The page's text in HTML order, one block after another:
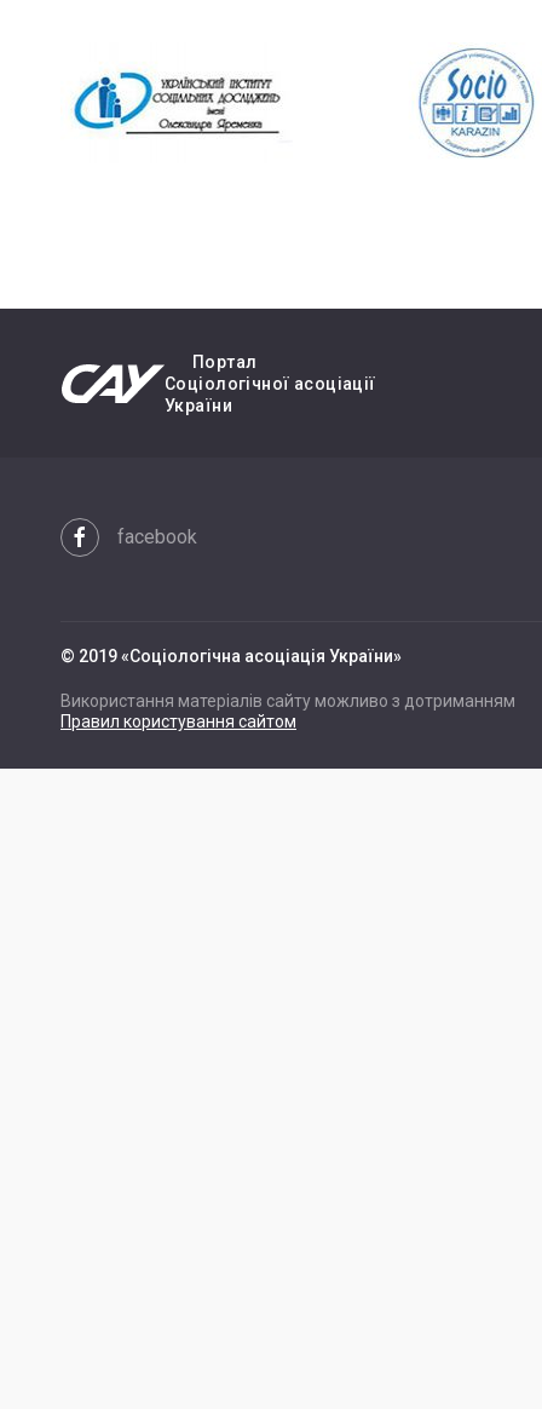
Портал
Cоціологічної асоціації
України
facebook
© 2019 «Cоціологічна асоціація України»
Використання матеріалів сайту можливо з дотриманням
Правил користування сайтом